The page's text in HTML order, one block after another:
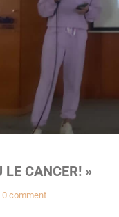
LE CANCER! »
0 comment